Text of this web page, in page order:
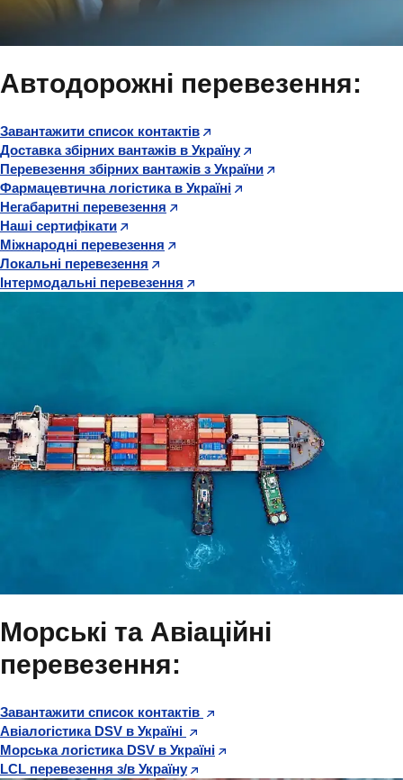
Автодорожні перевезення:
Завантажити список контактів
Доставка збірних вантажів в Україну
Перевезення збірних вантажів з України
Фармацевтична логістика в Україні
Негабаритні перевезення
Наші сертифікати
Міжнародні перевезення
Локальні перевезення
Інтермодальні перевезення
Морські та Авіаційні
перевезення:
Завантажити список контактів
Авіалогістика DSV в Україні
Морська логістика DSV в Україні
LCL перевезення з/в Україну